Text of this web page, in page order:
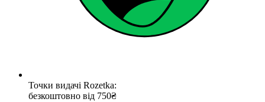
Точки видачі Rozetka:
безкоштовно від 750₴